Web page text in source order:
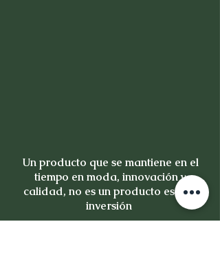
Un producto que se mantiene en el
tiempo en moda, innovación y
calidad, no es un producto es una
inversión